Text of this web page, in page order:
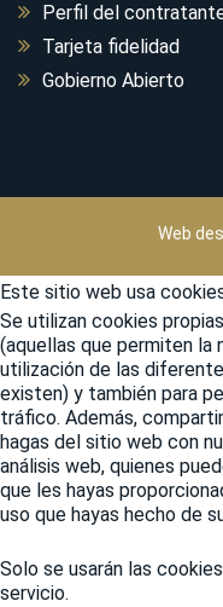
Perfil del
Tarjeta fidelidad
Gobierno Abierto
Web
Este sitio web usa
Se utilizan cookies
(aquellas que permiten la
utilización de las
existen) y también para
tráfico. Además,
hagas del sitio web con
análisis web, quienes
que les hayas
uso que hayas hecho de
Solo se usarán las
servicio.